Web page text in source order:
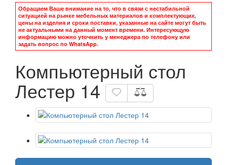
Обращаем Ваше внимание на то, что в связи с нестабильной
ситуацией на рынке мебельных материалов и комплектующих,
цены на изделия и сроки поставки, указанные на сайте могут быть
не актуальными на данный момент времени. Интересующую
информацию можно уточнить у менеджера по телефону или
задать вопрос по WhatsApp.
Компьютерный стол
Лестер 14